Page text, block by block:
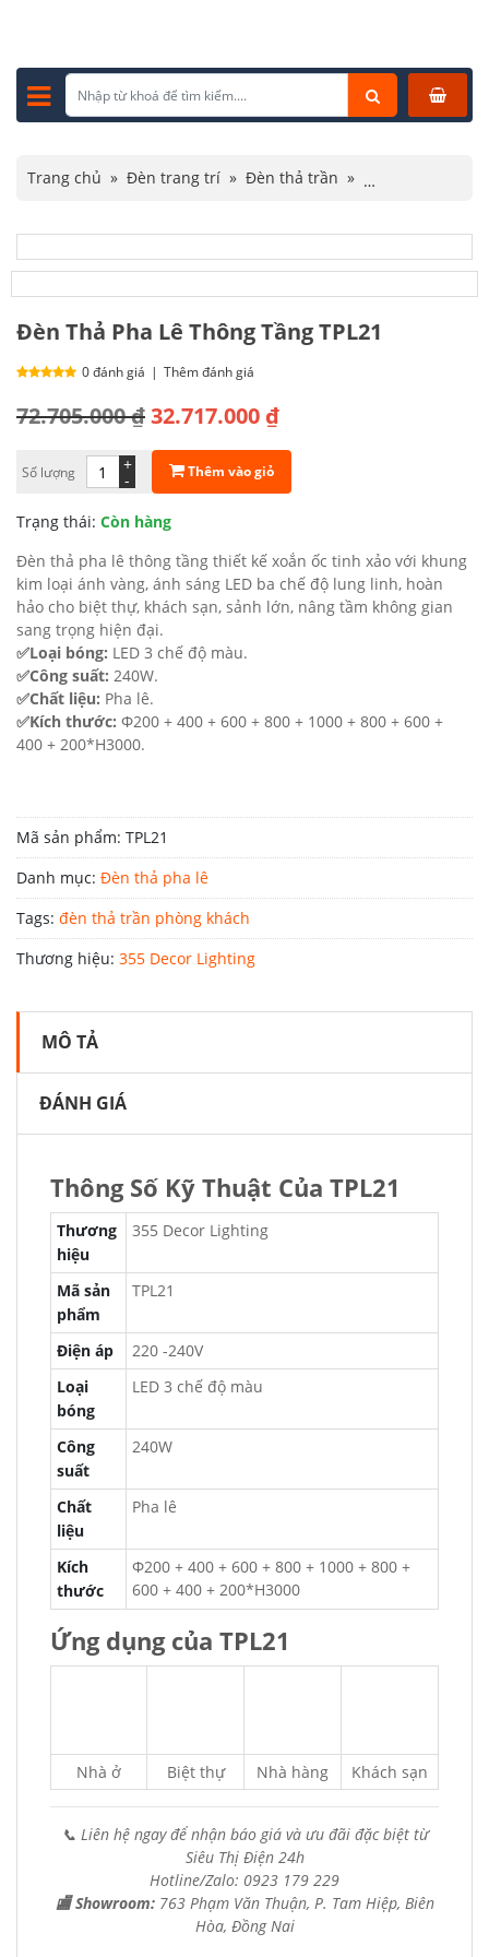
Trang chủ » Đèn trang trí » Đèn thả trần »
Đèn Thả Pha Lê Thông Tầng TPL21
0 đánh giá | Thêm đánh giá
72.705.000₫
Giá
là:
72.705.000 ₫.
32.717.000 ₫
Giá
tại
là:
32.717.000 ₫.
Số lượng -
+ Thêm vào giỏ
Trạng thái: Còn hàng
Đèn thả pha lê thông tầng thiết kế xoắn ốc tinh xảo với khung
kim loại ánh vàng, ánh sáng LED ba chế độ lung linh, hoàn
hảo cho biệt thự, khách sạn, sảnh lớn, nâng tầm không gian
sang trọng hiện đại.
✅Loại bóng: LED 3 chế độ màu.
✅Công suất: 240W.
✅Chất liệu: Pha lê.
✅Kích thước: Φ200 + 400 + 600 + 800 + 1000 + 800 + 600 +
400 + 200*H3000.
Mã sản phẩm: TPL21
Danh mục: Đèn thả pha lê
Tags: đèn thả trần phòng khách
Thương hiệu: 355 Decor Lighting
MÔ TẢ
ĐÁNH GIÁ
Thông Số Kỹ Thuật Của TPL21
Thương
hiệu
355 Decor Lighting
Mã sản
phẩm
TPL21
Điện áp
220 -240V
Loại
bóng
LED 3 chế độ màu
Công
suất
240W
Chất
liệu
Pha lê
Kích
thước
Φ200 + 400 + 600 + 800 + 1000 + 800 +
600 + 400 + 200*H3000
Ứng dụng của TPL21
Nhà ở Biệt thự Nhà hàng Khách sạn
📞 Liên hệ ngay để nhận báo giá và ưu đãi đặc biệt từ
Siêu Thị Điện 24h
Hotline/Zalo: 0923 179 229
🏬 Showroom: 763 Phạm Văn Thuận, P. Tam Hiệp, Biên
Hòa, Đồng Nai